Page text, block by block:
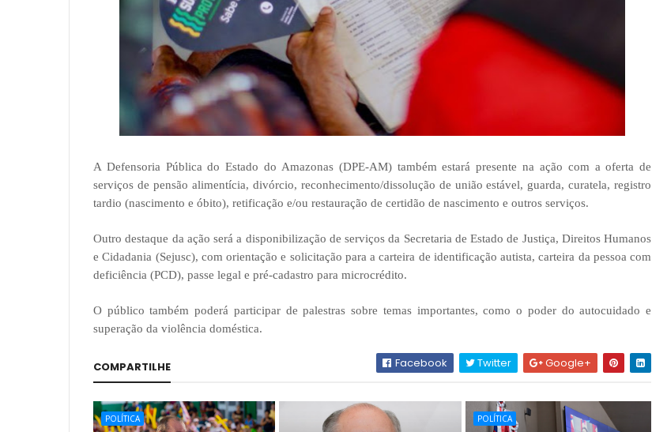
A Defensoria Pública do Estado do Amazonas (DPE-AM) também estará presente na ação com a oferta de
serviços de pensão alimentícia, divórcio, reconhecimento/dissolução de união estável, guarda, curatela, registro
tardio (nascimento e óbito), retificação e/ou restauração de certidão de nascimento e outros serviços.
Outro destaque da ação será a disponibilização de serviços da Secretaria de Estado de Justiça, Direitos Humanos
e Cidadania (Sejusc), com orientação e solicitação para a carteira de identificação autista, carteira da pessoa com
deficiência (PCD), passe legal e pré-cadastro para microcrédito.
O público também poderá participar de palestras sobre temas importantes, como o poder do autocuidado e
superação da violência doméstica.
COMPARTILHE Facebook Twitter Google+
POLÍTICA POLÍTICA